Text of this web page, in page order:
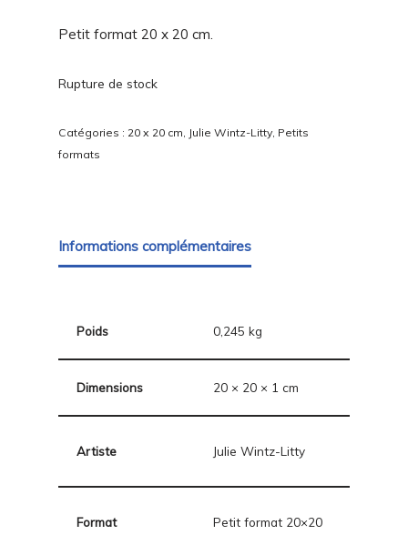
Petit format 20 x 20 cm.
Rupture de stock
Catégories : 20 x 20 cm Julie Wintz-Litty Petits
formats
Informations complémentaires
Poids 0,245 kg
Dimensions 20 × 20 × 1 cm
Artiste Julie Wintz-Litty
Format Petit format 20×20